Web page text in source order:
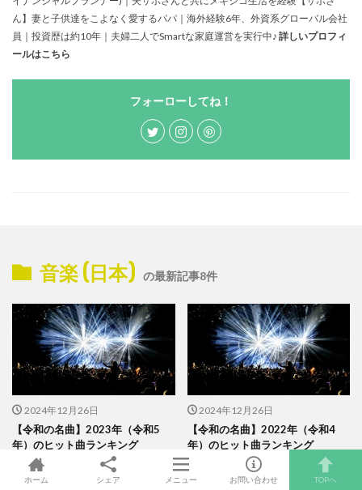
ん】妻と子供達をこよなく愛するパパ｜海外経験6年、外資系グローバル会社
員｜投資歴は約10年｜夫婦二人でSmartな家庭運営を実行中♪ 詳しいプロフィ
ールはこちら
フォーローしてね！
音楽 (日本) の最新記事8件
2024年12月26日
【令和の名曲】2023年（令和5
年）のヒット曲ランキング
2024年12月26日
【令和の名曲】2022年（令和4
年）のヒット曲ランキング
ホーム シェア メニュー お問い合わせ TOPへ